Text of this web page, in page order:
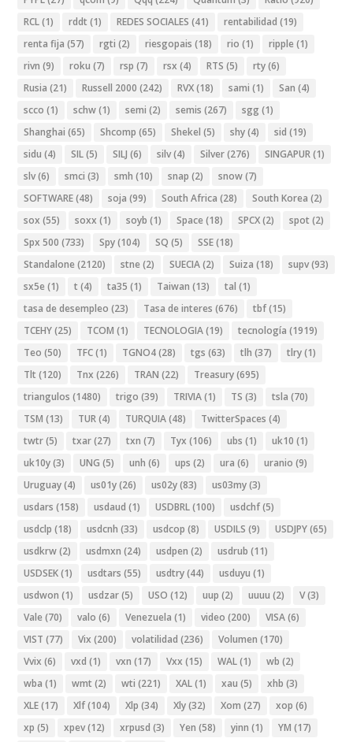
RCL(1) rddt (1) REDES SOCIALES (41) rentabilidad (19)
renta fija (57) rgti (2) riesgopais (18) rio (1) ripple (1)
rivn (9) roku (7) rsp (7) rsx (4) RTS (5) rty(6)
Rusia (21) Russell 2000 (242) RVX(18) sami (1) San (4)
scco (1) schw(1) semi (2) semis (267) sgg (1)
Shanghai (65) Shcomp (65) Shekel (5) shy(4) sid (19)
sidu (4) SIL(5) SILJ (6) silv(4) Silver(276) SINGAPUR(1)
slv(6) smci (3) smh (10) snap (2) snow(7)
SOFTWARE(48) soja (99) South Africa (28) South Korea (2)
sox (55) soxx (1) soyb (1) Space (18) SPCX(2) spot (2)
Spx 500 (733) Spy(104) SQ (5) SSE(18)
Standalone (2120) stne (2) SUECIA(2) Suiza (18) supv(93)
sx5e (1) t (4) ta35 (1) Taiwan (13) tal (1)
tasa de desempleo (23) Tasa de interes (676) tbf(15)
TCEHY(25) TCOM (1) TECNOLOGIA(19) tecnología (1919)
Teo (50) TFC(1) TGNO4(28) tgs (63) tlh (37) tlry(1)
Tlt (120) Tnx (226) TRAN (22) Treasury(695)
triangulos (1480) trigo (39) TRIVIA(1) TS (3) tsla (70)
TSM (13) TUR(4) TURQUIA(48) TwitterSpaces (4)
twtr(5) txar(27) txn (7) Tyx (106) ubs (1) uk10 (1)
uk10y(3) UNG (5) unh (6) ups (2) ura (6) uranio (9)
Uruguay(4) us01y(26) us02y(83) us03my(3)
usdars (158) usdaud (1) USDBRL(100) usdchf(5)
usdclp (18) usdcnh (33) usdcop (8) USDILS (9) USDJPY(65)
usdkrw(2) usdmxn (24) usdpen (2) usdrub (11)
USDSEK(1) usdtars (55) usdtry(44) usduyu (1)
usdwon (1) usdzar(5) USO (12) uup (2) uuuu (2) V(3)
Vale (70) valo (6) Venezuela (1) video (200) VISA(6)
VIST (77) Vix (200) volatilidad (236) Volumen (170)
Vvix (6) vxd (1) vxn (17) Vxx (15) WAL(1) wb (2)
wba (1) wmt (2) wti (221) XAL(1) xau (5) xhb (3)
XLE(17) Xlf(104) Xlp (34) Xly(32) Xom (27) xop (6)
xp (5) xpev(12) xrpusd (3) Yen (58) yinn (1) YM (17)